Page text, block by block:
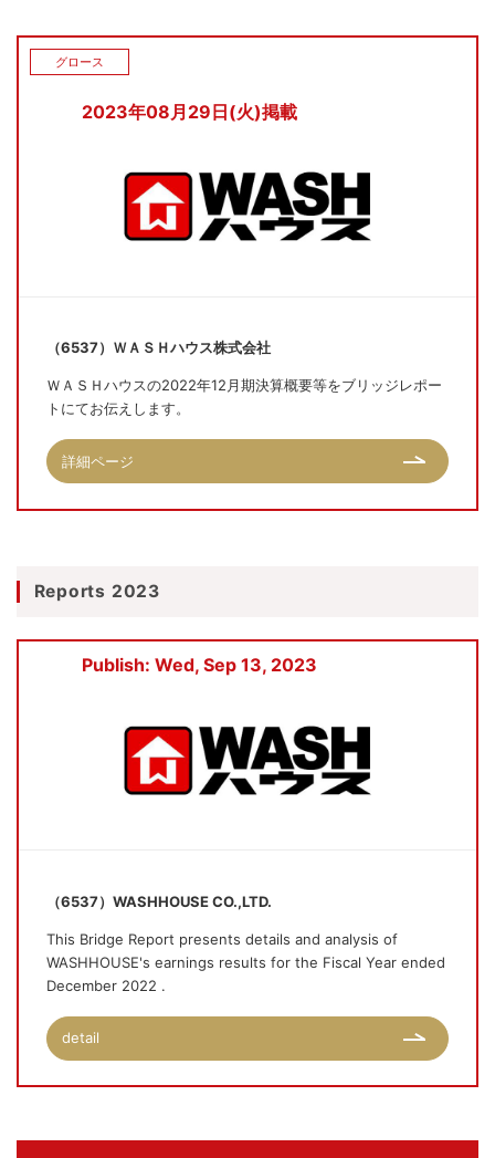
2023年08月29日(火)掲載
グロース
（6537）ＷＡＳＨハウス株式会社
ＷＡＳＨハウスの2022年12月期決算概要等をブリッジレポー
トにてお伝えします。
詳細ページ
Reports 2023
Publish: Wed, Sep 13, 2023
（6537）WASHHOUSE CO.,LTD.
This Bridge Report presents details and analysis of
WASHHOUSE's earnings results for the Fiscal Year ended
December 2022 .
detail